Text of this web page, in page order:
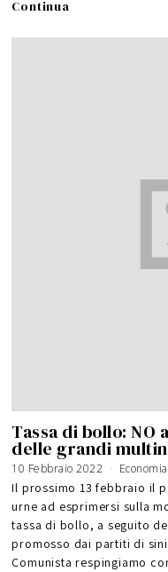
Continua
Tassa di bollo: NO
delle grandi
10 Febbraio 2022
Il prossimo 13 febbraio il
urne ad esprimersi sulla
tassa di bollo, a seguito
promosso dai partiti di
Comunista respingiamo